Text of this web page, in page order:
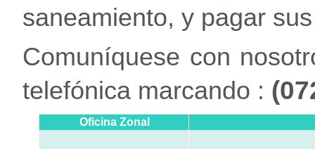
saneamiento, y pagar
Comuníquese con
telefónica marcando : (
Oficina Zonal